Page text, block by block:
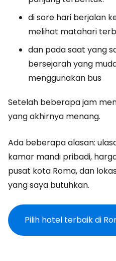
di sore hari berjalan
melihat matahari
dan pada saat yang
bersejarah yang
menggunakan bus
Setelah beberapa jam
yang akhirnya menang.
Ada beberapa alasan:
kamar mandi pribadi,
pusat kota Roma, dan
yang saya butuhkan.
Pilih hotel terbaik di